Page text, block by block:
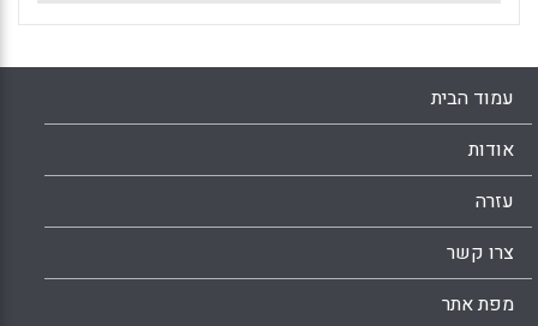
עמוד הבית
אודות
עזרה
צרו קשר
מפת אתר